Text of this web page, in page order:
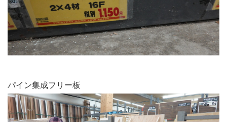
パイン集成フリー板